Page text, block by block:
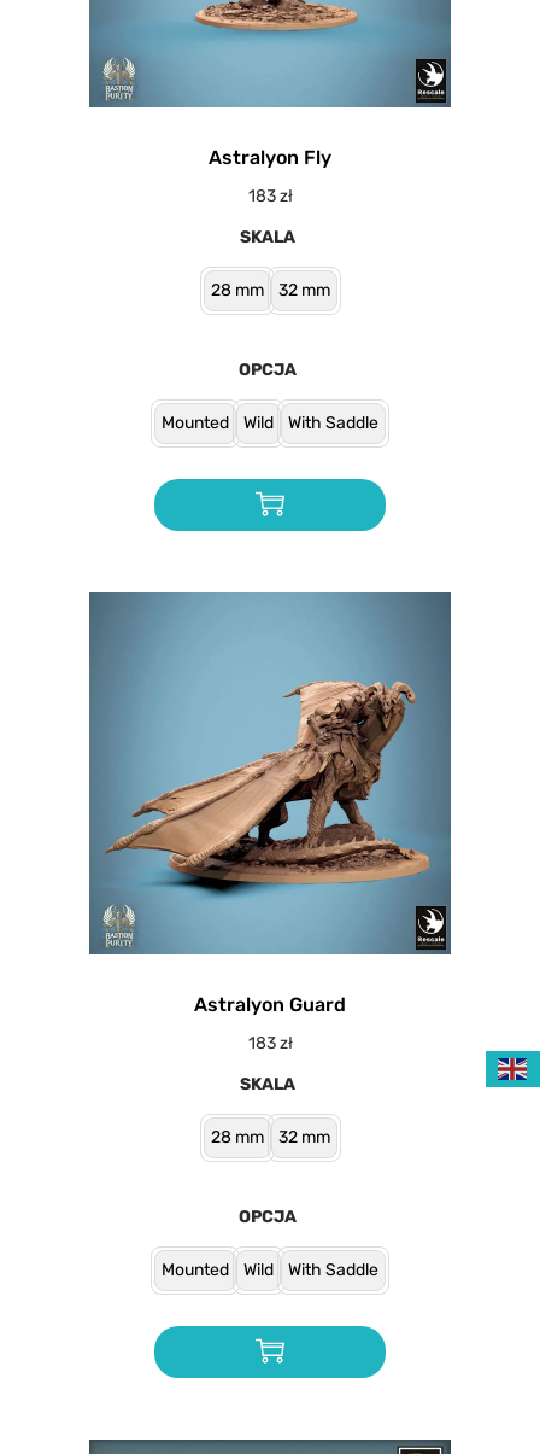
Astralyon Fly
183zł
SKALA
28 mm 32 mm
OPCJA
Mounted Wild With Saddle
Astralyon Guard
183zł
SKALA
28 mm 32 mm
OPCJA
Mounted Wild With Saddle